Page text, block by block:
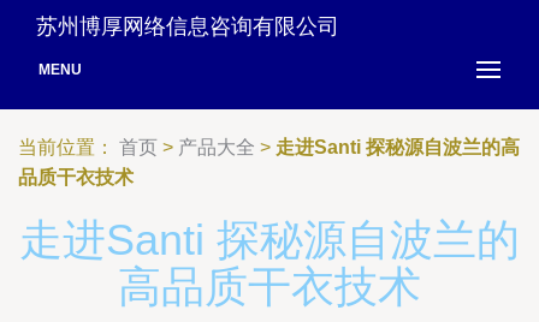
苏州博厚网络信息咨询有限公司
MENU
当前位置： 首页 > 产品大全 > 走进Santi 探秘源自波兰的高
品质干衣技术
走进Santi 探秘源自波兰的
高品质干衣技术